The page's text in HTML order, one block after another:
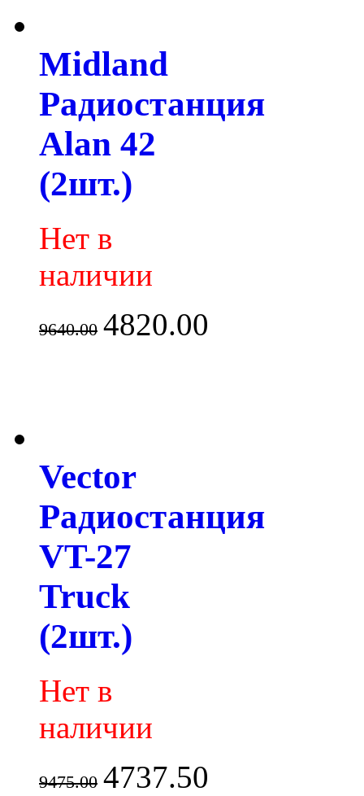
Midland
Радиостанция
Alan 42
(2шт.)
Нет в
наличии
9640.00 4820.00
Vector
Радиостанция
VT-27
Truck
(2шт.)
Нет в
наличии
9475.00 4737.50